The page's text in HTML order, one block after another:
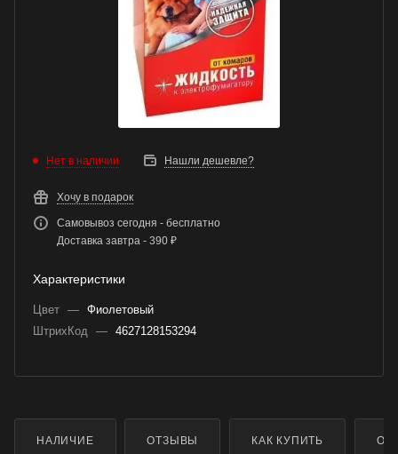
Нет в наличии Нашли дешевле?
Хочу в подарок
Самовывоз сегодня - бесплатно
Доставка завтра - 390 ₽
Характеристики
Цвет — Фиолетовый
ШтрихКод — 4627128153294
НАЛИЧИЕ ОТЗЫВЫ КАК КУПИТЬ